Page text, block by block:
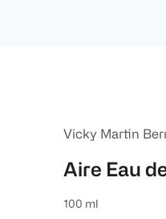
Vicky Martin
Aire Eau
100 ml